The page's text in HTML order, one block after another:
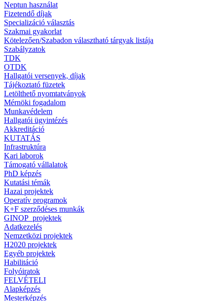
Neptun használat
Fizetendő díjak
Specializáció választás
Szakmai gyakorlat
Kötelezően/Szabadon választható tárgyak listája
Szabályzatok
TDK
OTDK
Hallgatói versenyek, díjak
Tájékoztató füzetek
Letölthető nyomtatványok
Mérnöki fogadalom
Munkavédelem
Hallgatói ügyintézés
Akkreditáció
KUTATÁS
Infrastruktúra
Kari laborok
Támogató vállalatok
PhD képzés
Kutatási témák
Hazai projektek
Operatív programok
K+F szerződéses munkák
GINOP_projektek
Adatkezelés
Nemzetközi projektek
H2020 projektek
Egyéb projektek
Habilitáció
Folyóiratok
FELVÉTELI
Alapképzés
Mesterképzés